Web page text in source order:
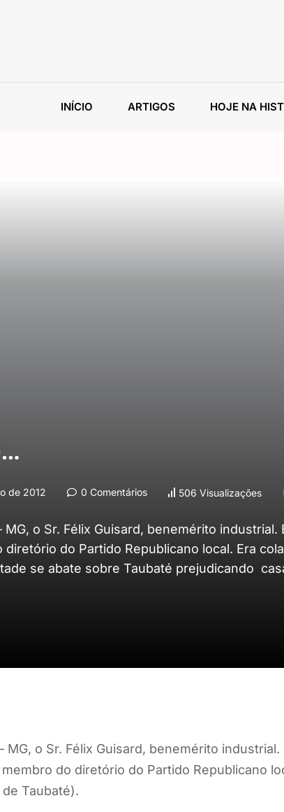
INÍCIO ARTIGOS HOJE NA
de 2012 0 Comentários 506 Visualizações
o Sr. Félix Guisard, benemérito industrial.
diretório do Partido Republicano local. Era
se abate sobre Taubaté prejudicando
o Sr. Félix Guisard, benemérito industrial.
do diretório do Partido Republicano
Taubaté).